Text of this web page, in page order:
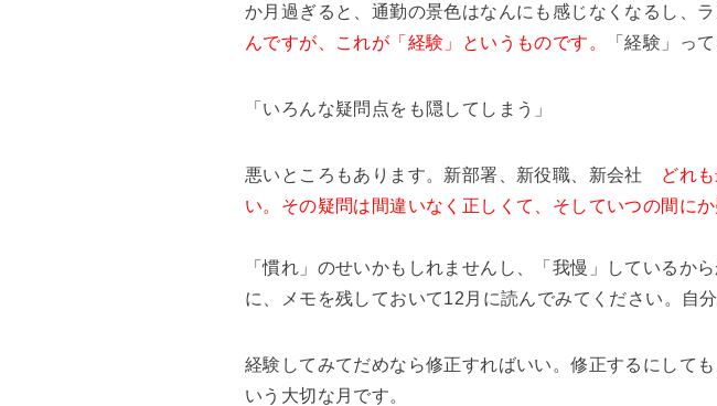
か月過ぎると、通勤の景色はなんにも感じなくなるし、
んですが、これが「経験」というものです。
「経験」っ
「いろんな疑問点をも隠してしまう」
悪いところもあります。新部署、新役職、新会社
どれ
い。その疑問は間違いなく正しくて、そしていつの間に
「慣れ」のせいかもしれませんし、「我慢」しているか
に、メモを残しておいて12月に読んでみてください。自
経験してみてだめなら修正すればいい。修正するにして
いう大切な月です。